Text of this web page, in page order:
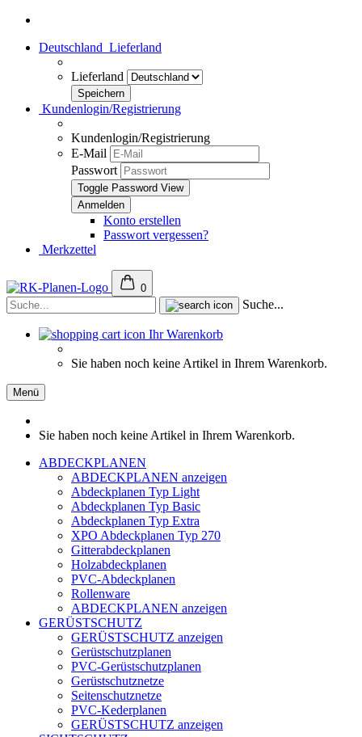
Deutschland Lieferland
Lieferland
Kundenlogin/Registrierung
Kundenlogin/Registrierung
E-Mail
Passwort
Toggle Password View
Konto erstellen
Passwort vergessen?
Merkzettel
0
Suche...
Ihr Warenkorb
Sie haben noch keine Artikel in Ihrem Warenkorb.
Menü
Sie haben noch keine Artikel in Ihrem Warenkorb.
ABDECKPLANEN
ABDECKPLANEN anzeigen
Abdeckplanen Typ Light
Abdeckplanen Typ Basic
Abdeckplanen Typ Extra
XPO Abdeckplanen Typ 270
Gitterabdeckplanen
Holzabdeckplanen
PVC-Abdeckplanen
Rollenware
ABDECKPLANEN anzeigen
GERÜSTSCHUTZ
GERÜSTSCHUTZ anzeigen
Gerüstschutzplanen
PVC-Gerüstschutzplanen
Gerüstschutznetze
Seitenschutznetze
PVC-Kederplanen
GERÜSTSCHUTZ anzeigen